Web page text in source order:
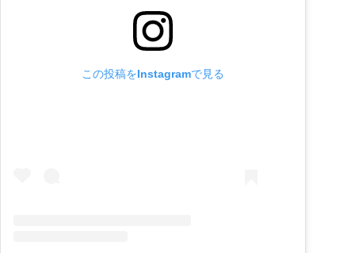
この投稿をInstagramで見る